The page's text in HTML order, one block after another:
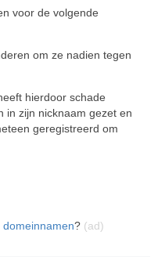
voor de volgende
om ze nadien tegen
hierdoor schade
in zijn nicknaam gezet en
geregistreerd om
? (ad)